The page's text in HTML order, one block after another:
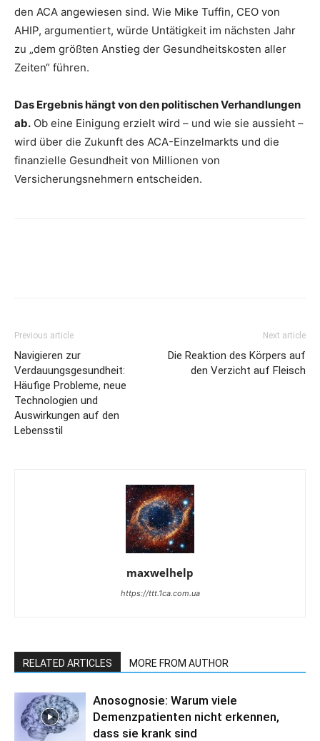
den ACA angewiesen sind. Wie Mike Tuffin, CEO von
AHIP, argumentiert, würde Untätigkeit im nächsten Jahr
zu „dem größten Anstieg der Gesundheitskosten aller
Zeiten“ führen.
Das Ergebnis hängt von den politischen Verhandlungen
ab. Ob eine Einigung erzielt wird – und wie sie aussieht –
wird über die Zukunft des ACA-Einzelmarkts und die
finanzielle Gesundheit von Millionen von
Versicherungsnehmern entscheiden.
Previous article
Navigieren zur
Verdauungsgesundheit:
Häufige Probleme, neue
Technologien und
Auswirkungen auf den
Lebensstil
Next article
Die Reaktion des Körpers auf
den Verzicht auf Fleisch
maxwelhelp
https://ttt.1ca.com.ua
RELATED ARTICLES MORE FROM AUTHOR
Anosognosie: Warum viele
Demenzpatienten nicht erkennen,
dass sie krank sind